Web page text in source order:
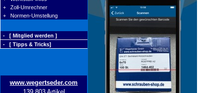
+ Zoll-Umrechner
+ Normen-Umstellung
- [ Mitglied werden ]
- [ Tipps & Tricks]
www.wegertseder.com